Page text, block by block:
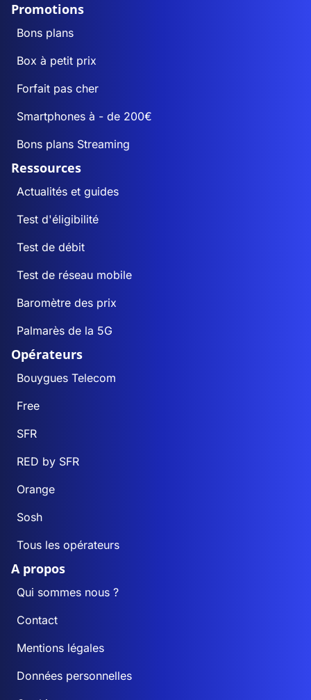
Promotions
Bons plans
Box à petit prix
Forfait pas cher
Smartphones à - de 200€
Bons plans Streaming
Ressources
Actualités et guides
Test d'éligibilité
Test de débit
Test de réseau mobile
Baromètre des prix
Palmarès de la 5G
Opérateurs
Bouygues Telecom
Free
SFR
RED by SFR
Orange
Sosh
Tous les opérateurs
A propos
Qui sommes nous ?
Contact
Mentions légales
Données personnelles